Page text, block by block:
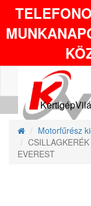
Motorfűrész
EVEREST